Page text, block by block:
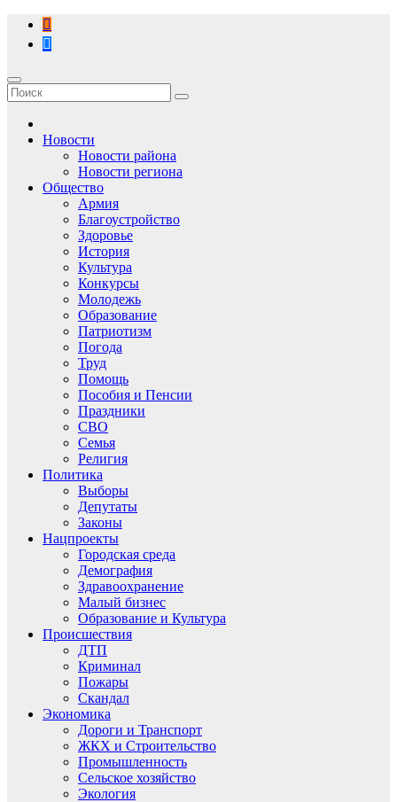
Перейти
содержимому
Новости
Новости района
Новости региона
Общество
Армия
Благоустройство
Здоровье
История
Культура
Конкурсы
Молодежь
Образование
Патриотизм
Погода
Труд
Помощь
Пособия и Пенсии
Праздники
СВО
Семья
Религия
Политика
Выборы
Депутаты
Законы
Нацпроекты
Городская среда
Демография
Здравоохранение
Малый бизнес
Образование и Культура
Происшествия
ДТП
Криминал
Пожары
Скандал
Экономика
Дороги и Транспорт
ЖКХ и Строительство
Промышленность
Сельское хозяйство
Экология